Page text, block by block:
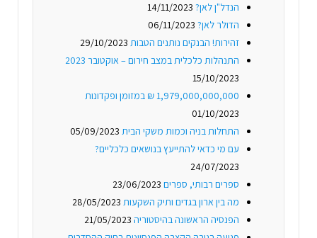
הנדל"ן לאן? 14/11/2023
הדולר לאן? 06/11/2023
זהירות! הבנקים נותנים הטבות 29/10/2023
התנהלות כלכלית במצב חירום – אוקטובר 2023
15/10/2023
1,979,000,000,000 ₪ במזומן ופקדונות
01/10/2023
התחלות בניה וכמות משקי הבית 05/09/2023
עם מי כדאי להתייעץ בנושאים כלכליים?
24/07/2023
ספרים רבותי, ספרים 23/06/2023
מה בין ארון בגדים ותיק השקעות 28/05/2023
הפנסיה הראשונה בהיסטוריה 21/05/2023